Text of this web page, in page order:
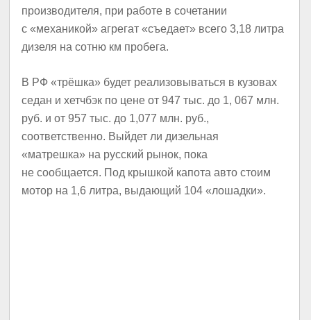
производителя, при работе в сочетании
с «механикой» агрегат «съедает» всего 3,18 литра
дизеля на сотню км пробега.
В РФ «трёшка» будет реализовываться в кузовах
седан и хетчбэк по цене от 947 тыс. до 1, 067 млн.
руб. и от 957 тыс. до 1,077 млн. руб.,
соответственно. Выйдет ли дизельная
«матрешка» на русский рынок, пока
не сообщается. Под крышкой капота авто стоим
мотор на 1,6 литра, выдающий 104 «лошадки».